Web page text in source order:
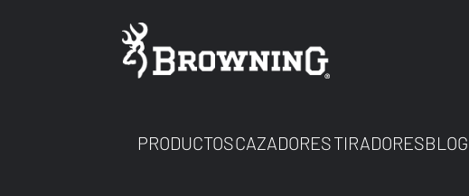
PRODUCTOSCAZADORESTIRADORESBLOG